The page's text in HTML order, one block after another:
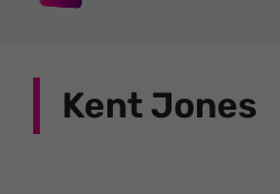
Kent Jones